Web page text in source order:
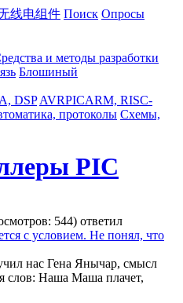
线电组件 Поиск Опросы
и методы разработки
Блошиный
DSP AVRPICARM, RISC-
протоколы Схемы,
PIC
544) ответил
с условием. Не понял, что
нас Гена Янычар, смысл
слов: Наша Маша плачет,